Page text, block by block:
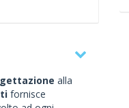
alla
fornisce